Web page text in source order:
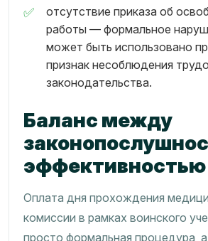
отсутствие приказа об
работы — формальное
может быть использовано
признак несоблюдения
законодательства.
Баланс между
эффективностью
Оплата дня прохождения
комиссии в рамках воинского
просто формальная процедура,